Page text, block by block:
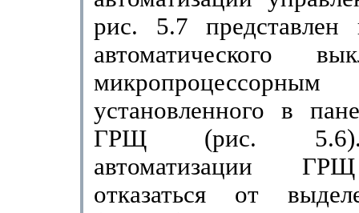
рис. 5.7
автоматического
микропроцессорным
установленного в
ГРЩ (рис. 5.6).
автоматизации
отказаться от